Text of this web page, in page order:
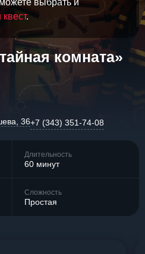
выбрать и
квест.
комната»
36+7 (343) 351-74-08
Длительность
60 минут
Сложность
Простая